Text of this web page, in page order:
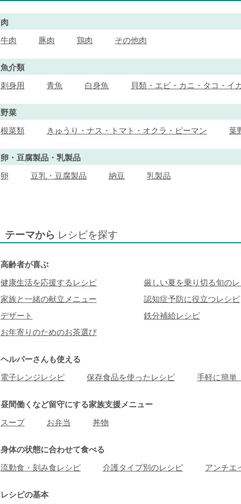
肉
牛肉 豚肉 鶏肉 その他肉
魚介類
刺身用 青魚 白身魚 貝類・エビ・カニ・タコ・イ
野菜
根菜類 きゅうり・ナス・トマト・オクラ・ピーマン 葉
卵・豆腐製品・乳製品
卵 豆乳・豆腐製品 納豆 乳製品
テーマから レシピを探す
高齢者が喜ぶ
健康生活を応援するレシピ 厳しい夏を乗り切る旬の
家族と一緒の献立メニュー
認知症予防に役立つレシピ
デザート
鉄分補給レシピ
お年寄りのためのお茶選び
ヘルパーさんも使える
電子レンジレシピ 保存食品を使ったレシピ 手軽に簡単
昼間働くなど留守にする家族支援メニュー
スープ お弁当 丼物
身体の状態に合わせて食べる
流動食・刻み食レシピ 介護タイプ別のレシピ アンチエ
レシピの基本